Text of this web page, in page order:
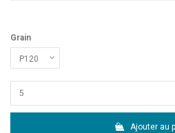
Grain
Ajouter au